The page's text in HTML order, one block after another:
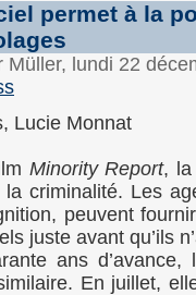
permet à la
Müller, lundi 22
Lucie Monnat
Minority Report, la
la criminalité. Les
peuvent
juste avant qu’ils
ans
En juillet,